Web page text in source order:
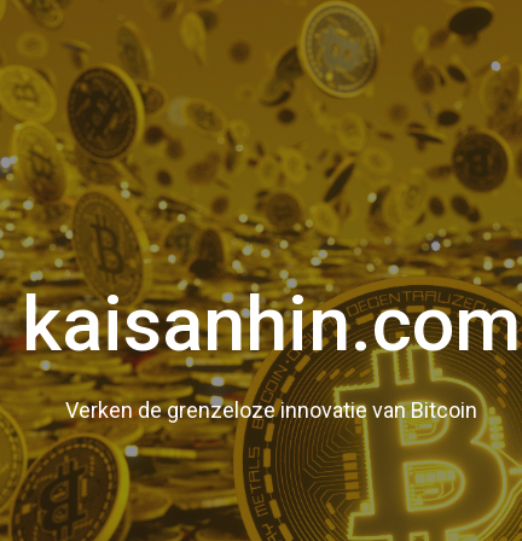
kaisanhin.com
Verken de grenzeloze innovatie van Bitcoin